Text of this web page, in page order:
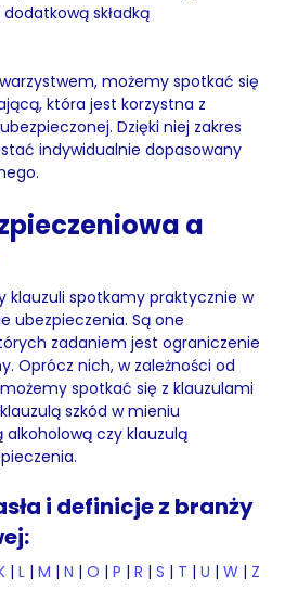
składką
możemy spotkać się
która jest korzystna z
Dzięki niej zakres
indywidualnie dopasowany
a
klauzuli spotkamy praktycznie w
ubezpieczenia. Są one
zadaniem jest ograniczenie
Oprócz nich, w zależności od
spotkać się z klauzulami
szkód w mieniu
czy klauzulą
i definicje z branży
|L |M |N |O |P |R |S | T |U |W | Z